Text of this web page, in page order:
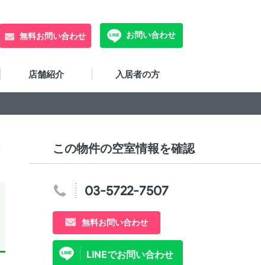
無料お問い合わせ お問い合わせ
店舗紹介 入居者の方
この物件の空室情報を確認
03-5722-7507
無料お問い合わせ
LINEでお問い合わせ